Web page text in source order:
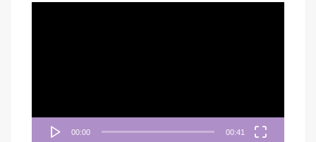
00:00 00:41